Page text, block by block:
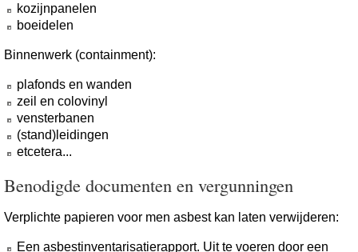
kozijnpanelen
boeidelen
Binnenwerk (containment):
plafonds en wanden
zeil en colovinyl
vensterbanen
(stand)leidingen
etcetera...
Benodigde documenten en vergunningen
Verplichte papieren voor men asbest kan laten verwijderen:
Een asbestinventarisatierapport. Uit te voeren door een